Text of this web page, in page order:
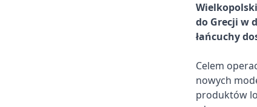
do Grecji w
łańcuchy
Celem
nowych
produktów